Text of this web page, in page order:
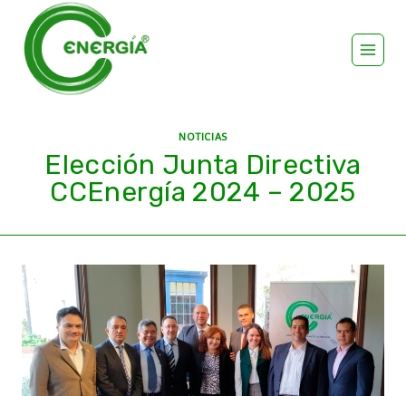
NOTICIAS
Elección Junta Directiva
CCEnergía 2024 – 2025